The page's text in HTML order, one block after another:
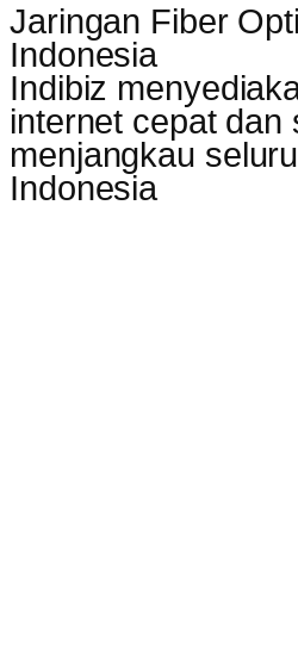
Jaringan Fiber
Indonesia
Indibiz
internet cepat dan
menjangkau
Indonesia